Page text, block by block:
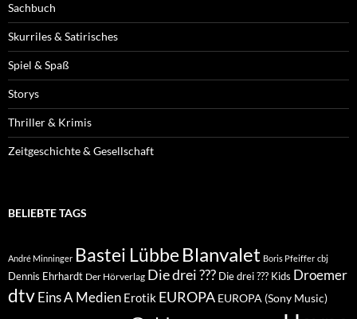
Sachbuch
Skurriles & Satirisches
Spiel & Spaß
Storys
Thriller & Krimis
Zeitgeschichte & Gesellschaft
BELIEBTE TAGS
André Minninger Bastei Lübbe Blanvalet Boris Pfeiffer cbj
Dennis Ehrhardt Der Hörverlag Die drei ??? Die drei ??? Kids Droemer
dtvEins A Medien Erotik EUROPA EUROPA (Sony Music)